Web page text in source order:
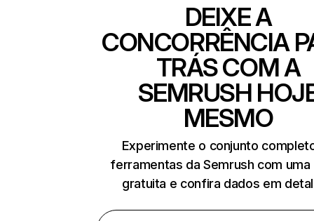
DEIXE A
CONCORRÊNCIA
TRÁS COM A
SEMRUSH
MESMO
Experimente o conjunto
ferramentas da Semrush com uma
gratuita e confira dados em